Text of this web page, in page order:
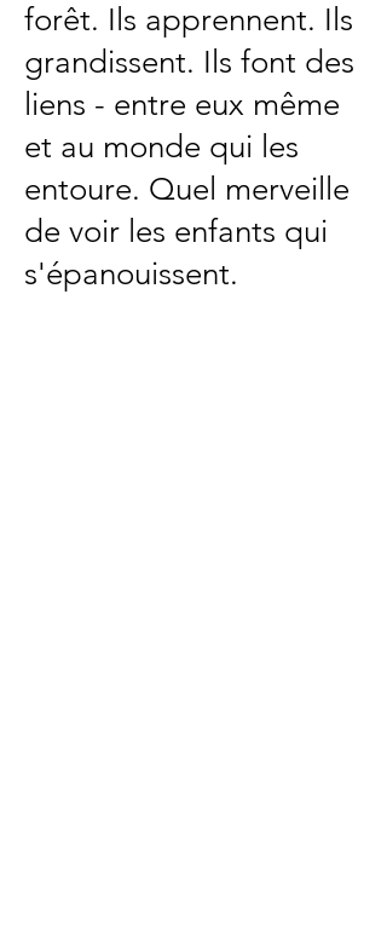
forêt. Ils apprennent. Ils
grandissent. Ils font des
liens - entre eux même
et au monde qui les
entoure. Quel merveille
de voir les enfants qui
s'épanouissent.